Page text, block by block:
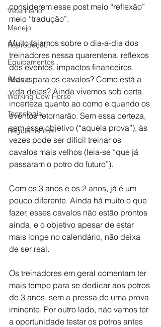
Veterinário
Manejo
Reprodução
Equipamentos
Rédeas
Working Cow Horse
Tecnologia
Regulamentos
considerem esse post meio “reflexão”
meio “tradução”.
Muito falamos sobre o dia-a-dia dos
treinadores nessa quarentena, reflexos
dos eventos, impactos financeiros.
Mas e para os cavalos? Como está a
vida deles? Ainda vivemos sob certa
incerteza quanto ao como e quando os
eventos retornarão. Sem essa certeza,
sem esse objetivo (“aquela prova”), às
vezes pode ser difícil treinar os
cavalos mais velhos (leia-se “que já
passaram o potro do futuro”).
Com os 3 anos e os 2 anos, já é um
pouco diferente. Ainda há muito o que
fazer, esses cavalos não estão prontos
ainda, e o objetivo apesar de estar
mais longe no calendário, não deixa
de ser real.
Os treinadores em geral comentam ter
mais tempo para se dedicar aos potros
de 3 anos, sem a pressa de uma prova
iminente. Por outro lado, não vamos ter
a oportunidade testar os potros antes